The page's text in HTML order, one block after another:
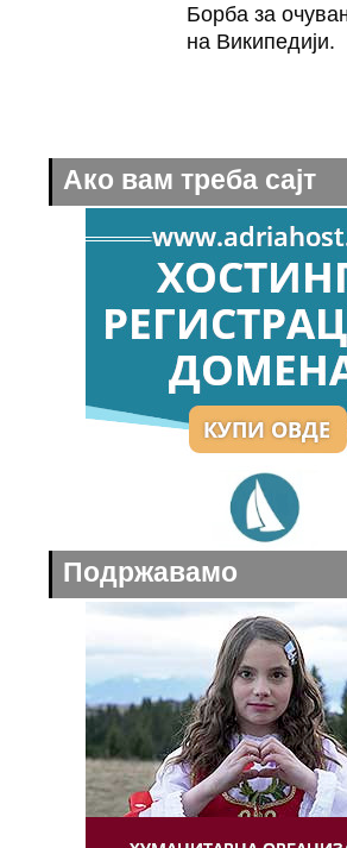
Борба за
на Википедији.
Ако вам треба сајт
Подржавамо